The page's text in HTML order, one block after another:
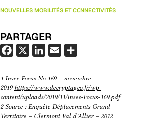
NOUVELLES MOBILITÉS ET CONNECTIVITÉS
PARTAGER
c
e
b
o
X
n
k
e
d
a
i
l
r
t
a
g
1 Insee Focus No 169 – novembre
2019 https://www.decryptageo.fr/wp-
content/uploads/2019/11/Insee-Focus-169.pdf
2 Source : Enquête Déplacements Grand
Territoire – Clermont Val d’Allier – 2012